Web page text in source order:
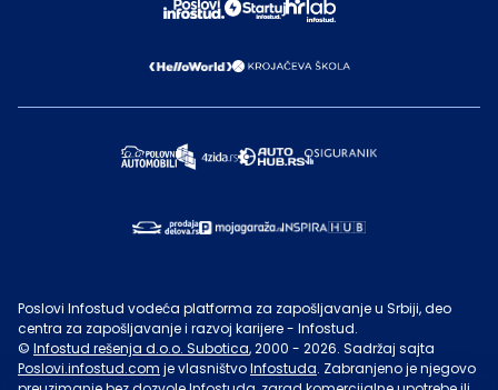
Poslovi Infostud vodeća platforma za zapošljavanje u Srbiji, deo
centra za zapošljavanje i razvoj karijere - Infostud.
© Infostud rešenja d.o.o. Subotica, 2000 - 2026. Sadržaj sajta
Poslovi.infostud.com je vlasništvoInfostuda. Zabranjeno je njegovo